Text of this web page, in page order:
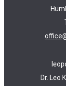
Dr. Leo